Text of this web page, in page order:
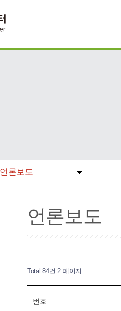
언론보도
언론보도
Total 84건 2 페이지
번호